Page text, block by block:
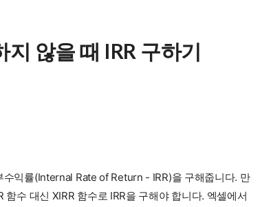
않을 때 IRR 구하기
익률(Internal Rate of Return - IRR)을 구해줍니다. 만
수 대신 XIRR 함수로 IRR을 구해야 합니다. 엑셀에서